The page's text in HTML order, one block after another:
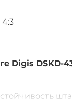
4:3
Digis DSKD-